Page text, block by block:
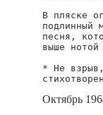
В пляске
подлинный
песня,
выше нотой
* Не
Октябрь